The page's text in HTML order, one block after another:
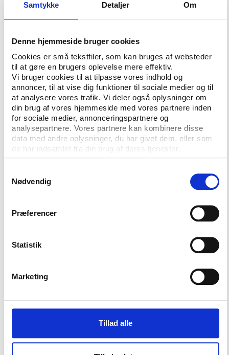
Samtykke Detaljer Om
Denne hjemmeside bruger cookies
Cookies er små tekstfiler, som kan bruges af websteder
til at gøre en brugers oplevelse mere effektiv.
Vi bruger cookies til at tilpasse vores indhold og
annoncer, til at vise dig funktioner til sociale medier og til
at analysere vores trafik. Vi deler også oplysninger om
din brug af vores hjemmeside med vores partnere inden
for sociale medier, annonceringspartnere og
analysepartnere. Vores partnere kan kombinere disse
data med andre oplysninger, du har givet dem, eller som
de har indsamlet fra din brug af deres tjenester.
Nødvendig
Præferencer
Statistik
Marketing
Tillad alle
fitnesscenter ind i komplekset, der bl.a. omfatter en
ny ishal, et fodboldstadion og et sportel.
"Vi forventer, at det kommende fitnesscenter både
samler de idrætsaktive og mange af de borgere, som
normalt ikke har den store berøring med klubbaseret
idræt," siger Gentofte Kommunes fritidschef, Niels
Henriksen.
Han håber, at centeret bliver et naturligt
samlingspunkt for kommunens borgere og de
idrætsaktive, der har tilknytning til Gentofte
Sportspark.
adgange til en udendørs aktivitetsløjpe. Det er
eksisterende fitnesskæder at byde ind.
Henning Larsens Tegnestue står bag vinderforslaget
til hele sportskomplekset.
Niels Henriksen er i øvrigt blandt oplægsholderne på
Idans konference om fremtidens lokale idrætspolitik